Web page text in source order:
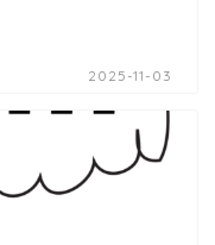
2025-11-03